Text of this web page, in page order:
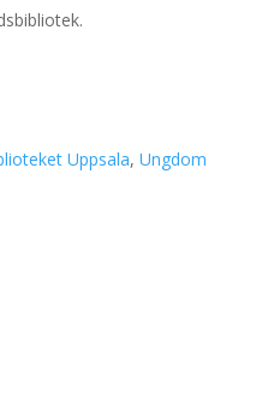
Uppsala, Ungdom